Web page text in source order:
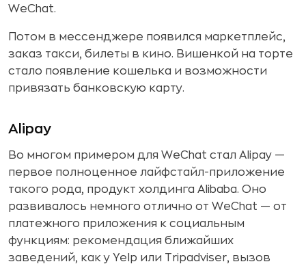
WeChat.
Потом в мессенджере появился маркетплейс,
заказ такси, билеты в кино. Вишенкой на торте
стало появление кошелька и возможности
привязать банковскую карту.
Alipay
Во многом примером для WeChat стал Alipay —
первое полноценное лайфстайл-приложение
такого рода, продукт холдинга Alibaba. Оно
развивалось немного отлично от WeChat — от
платежного приложения к социальным
функциям: рекомендация ближайших
заведений, как у Yelp или Tripadviser, вызов